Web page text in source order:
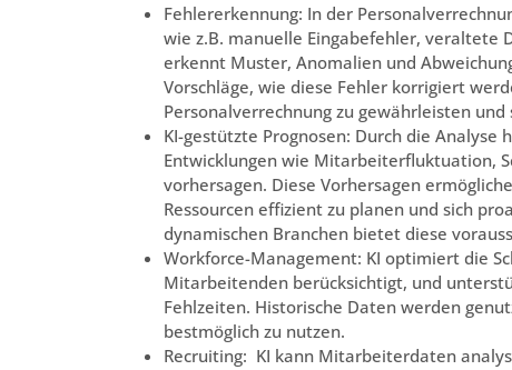
Fehlererkennung: In der
wie z.B. manuelle Eingabefehler, veraltete
erkennt Muster, Anomalien und
Vorschläge, wie diese Fehler korrigiert
Personalverrechnung zu gewährleisten
KI-gestützte Prognosen: Durch die
Entwicklungen wie Mitarbeiterfluktuation,
vorhersagen. Diese Vorhersagen
Ressourcen effizient zu planen und sich
dynamischen Branchen bietet diese
Workforce-Management: KI optimiert die
Mitarbeitenden berücksichtigt, und
Fehlzeiten. Historische Daten werden
bestmöglich zu nutzen.
Recruiting: KI kann Mitarbeiterdaten